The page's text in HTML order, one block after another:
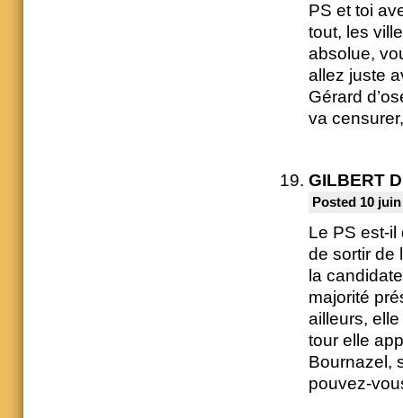
PS et toi
tout, les
absolue,
allez juste
Gérard
va
GILBERT
Posted 10
Le PS est-il
de sortir de
la
majorité
ailleurs,
tour elle
Bournazel,
pouvez-